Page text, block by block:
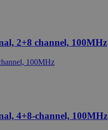
2+8 channel, 100MHz
4+8-channel, 100MHz